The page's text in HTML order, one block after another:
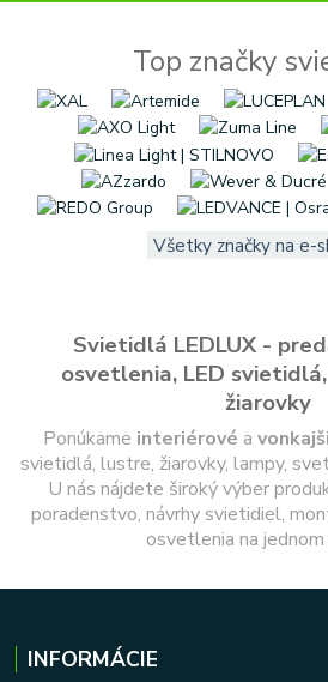
Top značky
Všetky značky na e-
Svietidlá LEDLUX -
osvetlenia, LED
žiarovky
Ponúkame interiérové a
svietidlá, lustre, žiarovky, lampy,
U nás nájdete široký výber
poradenstvo, návrhy svietidiel,
osvetlenia na
INFORMÁCIE